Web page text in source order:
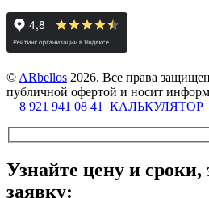
©ARbellos 2026. Все права
публичной офертой и носит
8 921 941 08 41 КАЛЬКУЛЯТОР
Узнайте цену и сроки,
заявку: